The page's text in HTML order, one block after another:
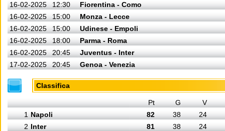
16-02-2025
12:30
Fiorentina - Como
16-02-2025
15:00
Monza - Lecce
16-02-2025
15:00
Udinese - Empoli
16-02-2025
18:00
Parma - Roma
16-02-2025
20:45
Juventus - Inter
17-02-2025
20:45 Genoa - Venezia
Classifica
Pt G
V
1 Napoli 82 38
24
2 Inter 81 38
24